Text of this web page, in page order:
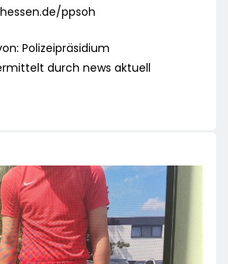
ppsoh
Polizeipräsidium
durch news aktuell